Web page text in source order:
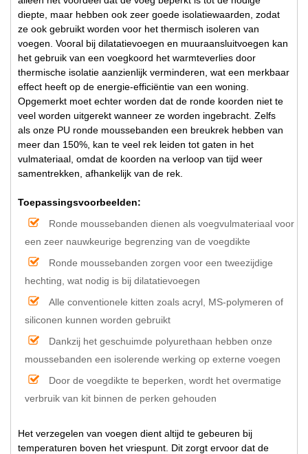
diepte, maar hebben ook zeer goede isolatiewaarden, zodat
ze ook gebruikt worden voor het thermisch isoleren van
voegen. Vooral bij dilatatievoegen en muuraansluitvoegen kan
het gebruik van een voegkoord het warmteverlies door
thermische isolatie aanzienlijk verminderen, wat een merkbaar
effect heeft op de energie-efficiëntie van een woning.
Opgemerkt moet echter worden dat de ronde koorden niet te
veel worden uitgerekt wanneer ze worden ingebracht. Zelfs
als onze PU ronde moussebanden een breukrek hebben van
meer dan 150%, kan te veel rek leiden tot gaten in het
vulmateriaal, omdat de koorden na verloop van tijd weer
samentrekken, afhankelijk van de rek.
Toepassingsvoorbeelden:
Ronde moussebanden dienen als voegvulmateriaal voor
een zeer nauwkeurige begrenzing van de voegdikte
Ronde moussebanden zorgen voor een tweezijdige
hechting, wat nodig is bij dilatatievoegen
Alle conventionele kitten zoals acryl, MS-polymeren of
siliconen kunnen worden gebruikt
Dankzij het geschuimde polyurethaan hebben onze
moussebanden een isolerende werking op externe voegen
Door de voegdikte te beperken, wordt het overmatige
verbruik van kit binnen de perken gehouden
Het verzegelen van voegen dient altijd te gebeuren bij
temperaturen boven het vriespunt. Dit zorgt ervoor dat de